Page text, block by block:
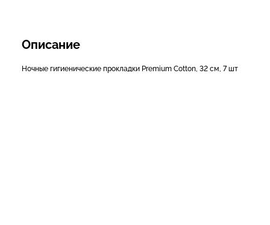
Описание
Ночные гигиенические прокладки Premium Cotton, 32 см, 7 шт